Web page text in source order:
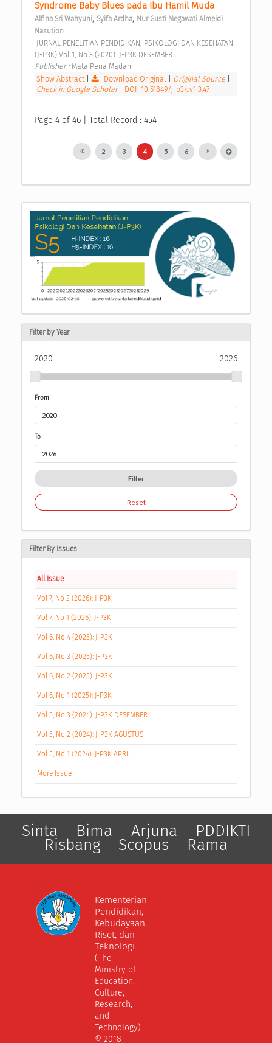
Syndrome Baby Blues pada Ibu Hamil Muda
Alfina Sri Wahyuni; Syifa Ardha; Nur Gusti Megawati Almeidi
Nasution
(J-P3K) Vol 1, No 3 (2020): J-P3K DESEMBER
Publisher : Mata Pena Madani
Show Abstract
Download Original Original Source
Check in Google Scholar
DOI: 10.51849/j-p3k.v1i3.47
Page 4 of 46 | Total Record : 454
2 3 4 5 6
Filter by Year
2020 2026
From
To
Filter
Reset
Filter By Issues
All Issue
Vol 7, No 2 (2026): J-P3K
Vol 7, No 1 (2026): J-P3K
Vol 6, No 4 (2025): J-P3K
Vol 6, No 3 (2025): J-P3K
Vol 6, No 2 (2025): J-P3K
Vol 6, No 1 (2025): J-P3K
Vol 5, No 3 (2024): J-P3K DESEMBER
Vol 5, No 2 (2024): J-P3K AGUSTUS
Vol 5, No 1 (2024): J-P3K APRIL
More Issue
Sinta Bima Arjuna PDDIKTI
Risbang Scopus Rama
Kementerian
Pendidikan,
Kebudayaan,
Riset, dan
Teknologi
(The
Ministry of
Education,
Culture,
Research,
and
Technology)
© 2018